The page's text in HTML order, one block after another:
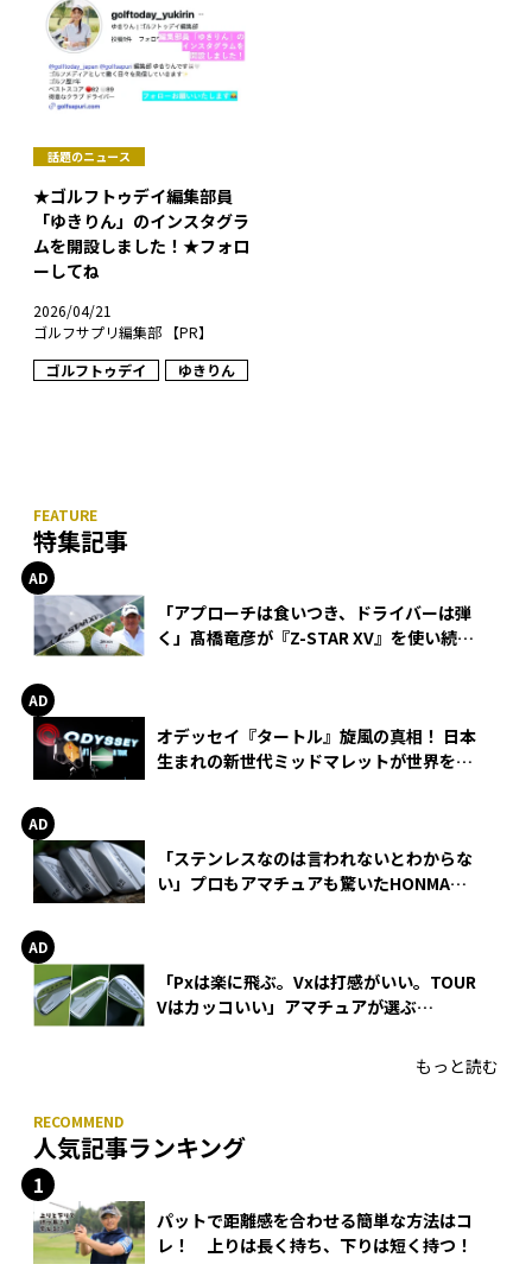
話題のニュース
★ゴルフトゥデイ編集部員
「ゆきりん」のインスタグラ
ムを開設しました！★フォロ
ーしてね
2026/04/21
ゴルフサプリ編集部 【PR】
ゴルフトゥデイ
ゆきりん
特集記事
「アプローチは食いつき、ドライバーは弾
く」髙橋竜彦が『Z-STAR XV』を使い続け
オデッセイ『タートル』旋風の真相！ 日本
生まれの新世代ミッドマレットが世界を席
「ステンレスなのは言われないとわからな
い」プロもアマチュアも驚いたHONMA
「Pxは楽に飛ぶ。Vxは打感がいい。TOUR
Vはカッコいい」アマチュアが選ぶ
もっと読む
人気記事ランキング
パットで距離感を合わせる簡単な方法はコ
レ！ 上りは長く持ち、下りは短く持つ！